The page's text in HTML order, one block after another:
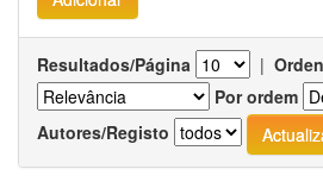
Resultados/Página |
Por ordem
Autores/Registo